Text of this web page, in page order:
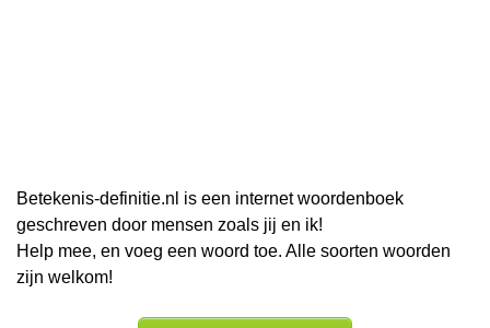
Betekenis-definitie.nl is een internet woordenboek
geschreven door mensen zoals jij en ik!
Help mee, en voeg een woord toe. Alle soorten woorden
zijn welkom!